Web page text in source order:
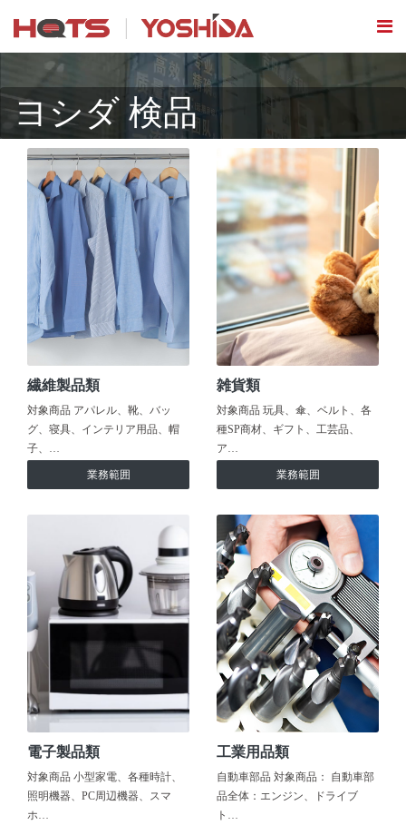
ヨシダ 検品
繊維製品類
対象商品 アパレル、靴、バッ
グ、寝具、インテリア用品、帽
子、…
業務範囲
雑貨類
対象商品 玩具、傘、ベルト、各
種SP商材、ギフト、工芸品、
ア…
業務範囲
電子製品類
対象商品 小型家電、各種時計、
照明機器、PC周辺機器、スマ
ホ…
工業用品類
自動車部品 対象商品： 自動車部
品全体：エンジン、ドライブ
ト…